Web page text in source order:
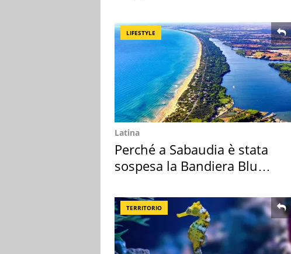
LIFESTYLE
Latina
Perché a Sabaudia è stata
sospesa la Bandiera Blu
TERRITORIO